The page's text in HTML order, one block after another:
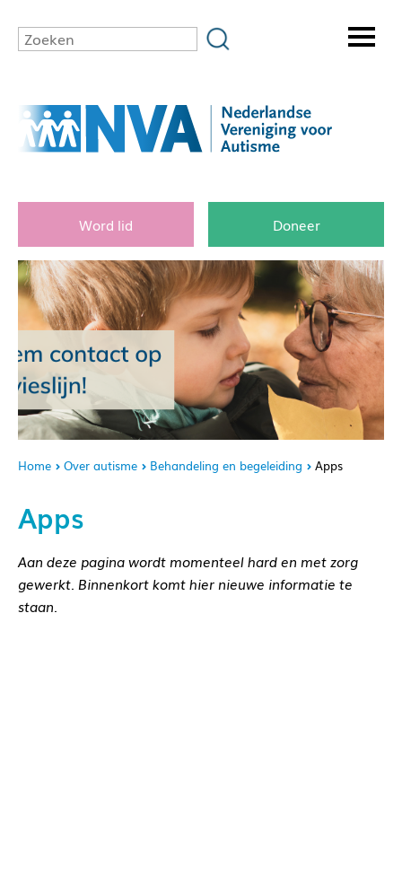
Word lid Doneer
Home Over autisme Behandeling en begeleiding Apps
Apps
Aan deze pagina wordt momenteel hard en met zorg
gewerkt. Binnenkort komt hier nieuwe informatie te
staan.